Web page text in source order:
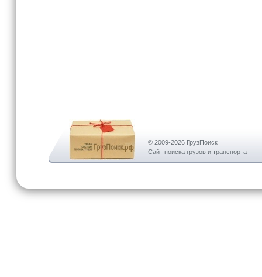
© 2009-2026 ГрузПоиск
Сайт поиска грузов и транспорта